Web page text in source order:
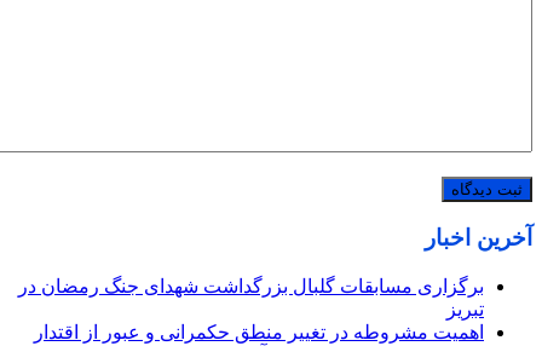
آخرین اخبار
برگزاری مسابقات گلبال بزرگداشت شهدای جنگ رمضان در
تبریز
اهمیت مشروطه در تغییر منطق حکمرانی و عبور از اقتدار